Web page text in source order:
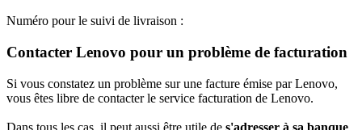
Numéro pour le suivi de livraison :
Contacter Lenovo pour un problème de facturation
Si vous constatez un problème sur une facture émise par Lenovo,
vous êtes libre de contacter le service facturation de Lenovo.
Dans tous les cas, il peut aussi être utile de s'adresser à sa banque